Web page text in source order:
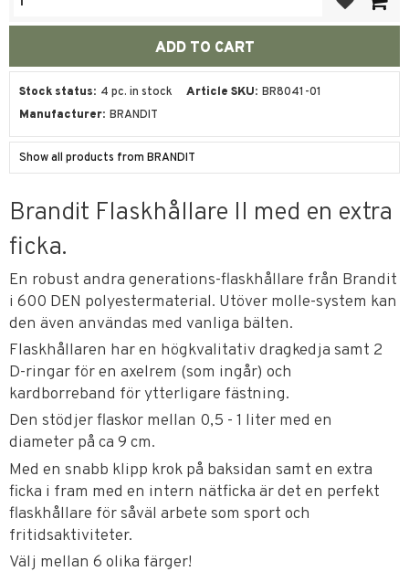
Stock status 4 pc. in stock Article SKU BR8041-01
Manufacturer BRANDIT
Show all products from BRANDIT
Brandit Flaskhållare II med en extra
ficka.
En robust andra generations-flaskhållare från Brandit
i 600 DEN polyestermaterial. Utöver molle-system kan
den även användas med vanliga bälten.
Flaskhållaren har en högkvalitativ dragkedja samt 2
D-ringar för en axelrem (som ingår) och
kardborreband för ytterligare fästning.
Den stödjer flaskor mellan 0,5 - 1 liter med en
diameter på ca 9 cm.
Med en snabb klipp krok på baksidan samt en extra
ficka i fram med en intern nätficka är det en perfekt
flaskhållare för såväl arbete som sport och
fritidsaktiviteter.
Välj mellan 6 olika färger!